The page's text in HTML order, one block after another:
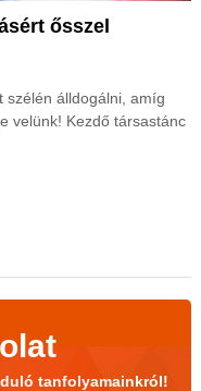
ősszel
szélén álldogálni, amíg
velünk! Kezdő társastánc
tanfolyamainkról!